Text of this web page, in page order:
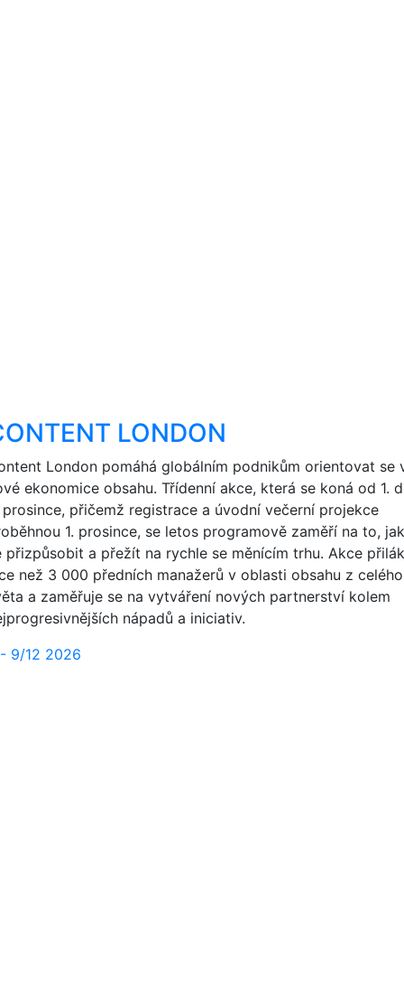
LONDON
London pomáhá globálním podnikům orientovat se
ekonomice obsahu. Třídenní akce, která se koná od 1.
prosince, přičemž registrace a úvodní večerní projekce
1. prosince, se letos programově zaměří na to, jak
přizpůsobit a přežít na rychle se měnícím trhu. Akce
než 3 000 předních manažerů v oblasti obsahu z celého
a zaměřuje se na vytváření nových partnerství kolem
nápadů a iniciativ.
9/12 2026